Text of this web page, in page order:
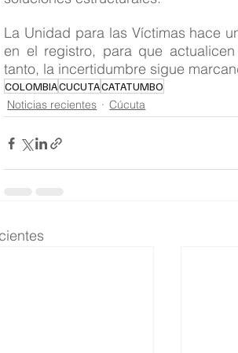
La Unidad para las Víctimas hace
en el registro, para que
tanto, la incertidumbre sigue
COLOMBIACUCUTACATATUMBO
Noticias recientes Cúcuta